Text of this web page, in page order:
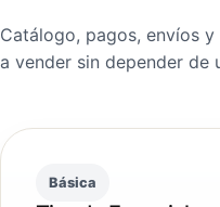
Catálogo, pagos, envíos
a vender sin depender de
Básica